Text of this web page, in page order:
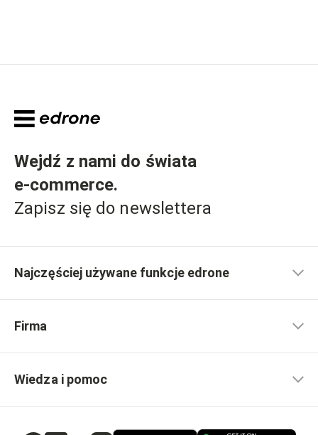
Wejdź z nami do świata
e-commerce.
Zapisz się do newslettera
Najczęściej używane funkcje edrone
Firma
Wiedza i pomoc